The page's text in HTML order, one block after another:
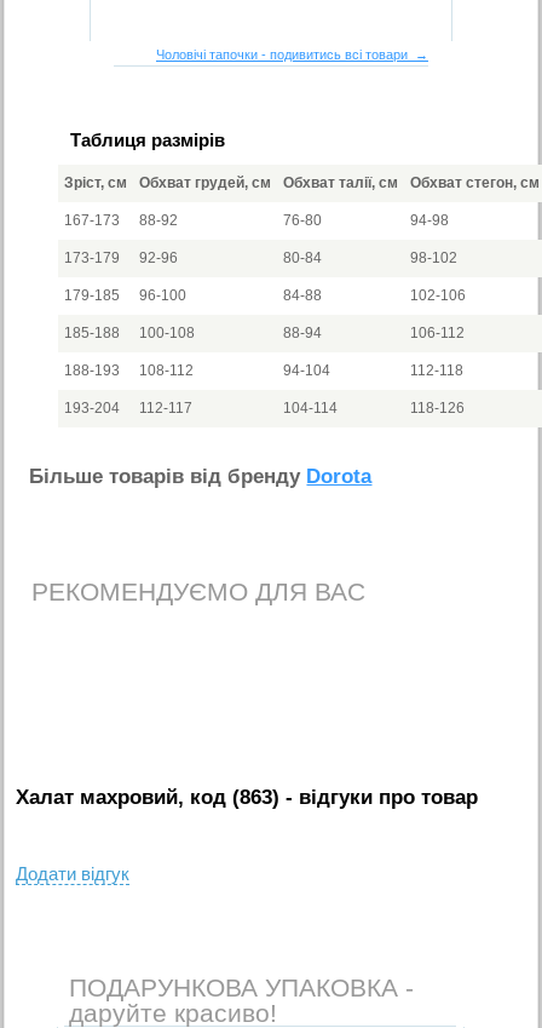
Чоловічі тапочки - подивитись всі товари →
Таблиця размірів
Зріст, см Обхват грудей, см Обхват талії, см Обхват стегон, см
167-173 88-92 76-80 94-98
173-179 92-96 80-84 98-102
179-185 96-100 84-88 102-106
185-188 100-108 88-94 106-112
188-193 108-112 94-104 112-118
193-204 112-117 104-114 118-126
Бiльше товарiв вiд бренду Dorota
РЕКОМЕНДУЄМО ДЛЯ ВАС
Халат махровий, код (863) - вiдгуки про товар
Додати вiдгук
ПОДАРУНКОВА УПАКОВКА -
даруйте красиво!